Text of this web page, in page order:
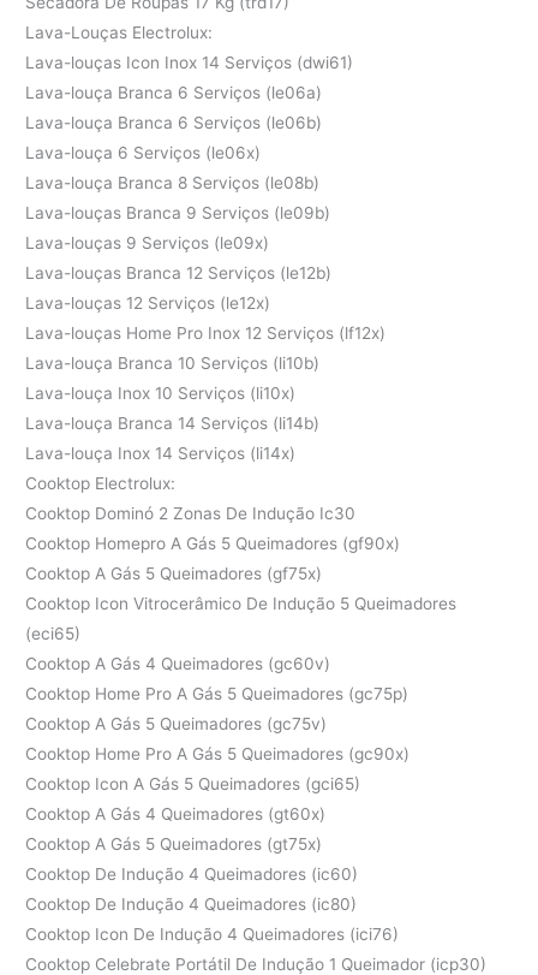
Lava-Louças Electrolux:
Lava-louças Icon Inox 14 Serviços (dwi61)
Lava-louça Branca 6 Serviços (le06a)
Lava-louça Branca 6 Serviços (le06b)
Lava-louça 6 Serviços (le06x)
Lava-louça Branca 8 Serviços (le08b)
Lava-louças Branca 9 Serviços (le09b)
Lava-louças 9 Serviços (le09x)
Lava-louças Branca 12 Serviços (le12b)
Lava-louças 12 Serviços (le12x)
Lava-louças Home Pro Inox 12 Serviços (lf12x)
Lava-louça Branca 10 Serviços (li10b)
Lava-louça Inox 10 Serviços (li10x)
Lava-louça Branca 14 Serviços (li14b)
Lava-louça Inox 14 Serviços (li14x)
Cooktop Electrolux:
Cooktop Dominó 2 Zonas De Indução Ic30
Cooktop Homepro A Gás 5 Queimadores (gf90x)
Cooktop A Gás 5 Queimadores (gf75x)
Cooktop Icon Vitrocerâmico De Indução 5 Queimadores
(eci65)
Cooktop A Gás 4 Queimadores (gc60v)
Cooktop Home Pro A Gás 5 Queimadores (gc75p)
Cooktop A Gás 5 Queimadores (gc75v)
Cooktop Home Pro A Gás 5 Queimadores (gc90x)
Cooktop Icon A Gás 5 Queimadores (gci65)
Cooktop A Gás 4 Queimadores (gt60x)
Cooktop A Gás 5 Queimadores (gt75x)
Cooktop De Indução 4 Queimadores (ic60)
Cooktop De Indução 4 Queimadores (ic80)
Cooktop Icon De Indução 4 Queimadores (ici76)
Cooktop Celebrate Portátil De Indução 1 Queimador (icp30)